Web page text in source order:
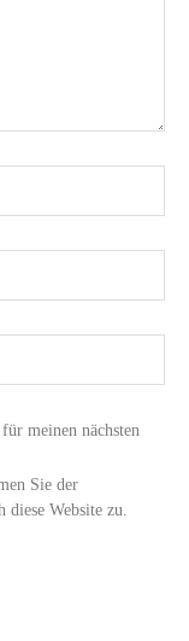
meinen nächsten
Sie der
Website zu.